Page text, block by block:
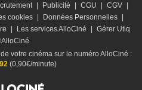
| Publicité | CGU | CGV |
cookies | Données Personnelles |
| Les services AlloCiné | Gérer Utiq
votre cinéma sur le numéro AlloCiné :
(0,90€/minute)